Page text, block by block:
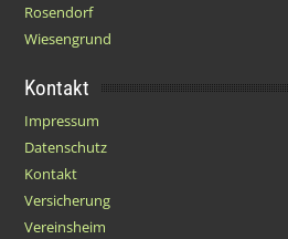
Rosendorf
Wiesengrund
Kontakt
Impressum
Datenschutz
Kontakt
Versicherung
Vereinsheim